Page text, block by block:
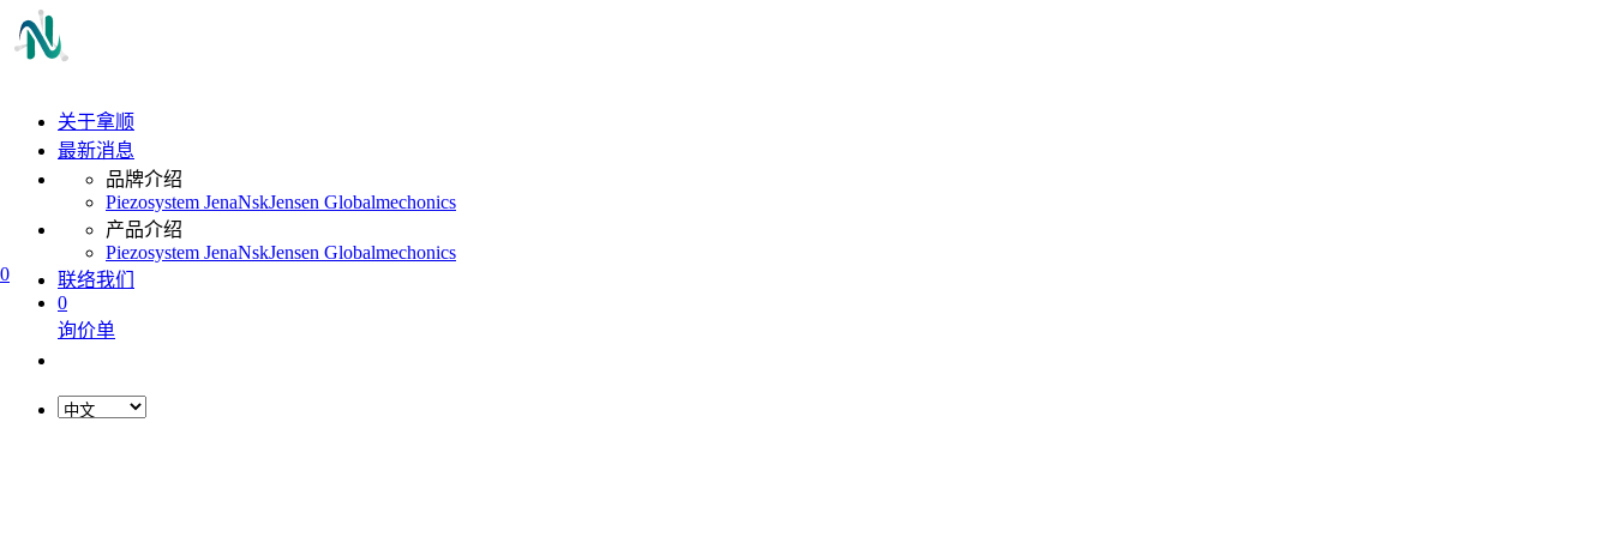
0
关于拿顺
最新消息
品牌介绍
Piezosystem JenaNskJensen Globalmechonics
产品介绍
Piezosystem JenaNskJensen Globalmechonics
联络我们
0
询价单